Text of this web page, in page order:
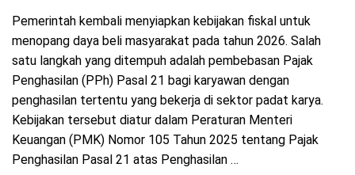
Pemerintah kembali menyiapkan kebijakan fiskal untuk
menopang daya beli masyarakat pada tahun 2026. Salah
satu langkah yang ditempuh adalah pembebasan Pajak
Penghasilan (PPh) Pasal 21 bagi karyawan dengan
penghasilan tertentu yang bekerja di sektor padat karya.
Kebijakan tersebut diatur dalam Peraturan Menteri
Keuangan (PMK) Nomor 105 Tahun 2025 tentang Pajak
Penghasilan Pasal 21 atas Penghasilan …